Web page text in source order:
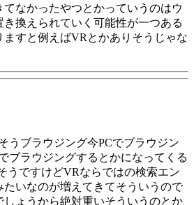
てなかったやつとかっていうのはウ
き換えられていく可能性が一つある
ますと例えばVRとかありそうじゃな
うブラウジング今PCでブラウジン
ブラウジングするとかになってくる
うですけどVRならではの検索エン
たいなのが増えてきてそういうので
しょうから絶対重いそういうのとか